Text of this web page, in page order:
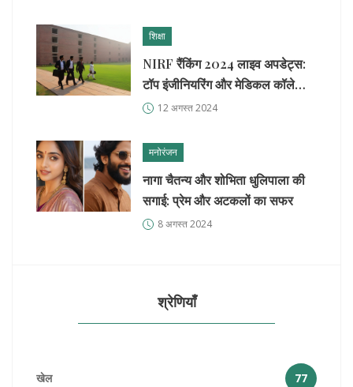
शिक्षा
NIRF रैंकिंग 2024 लाइव अपडेट्स:
टॉप इंजीनियरिंग और मेडिकल कॉलेजों
की सूची और शिक्षा मंत्रालय की घोषणा
12 अगस्त 2024
मनोरंजन
नागा चैतन्य और शोभिता धुलिपाला की
सगाई: प्रेम और अटकलों का सफर
8 अगस्त 2024
श्रेणियाँ
खेल 77